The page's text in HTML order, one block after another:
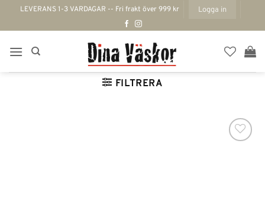
LEVERANS 1-3 VARDAGAR -- Fri frakt över 999 kr Logga in
FILTRERA